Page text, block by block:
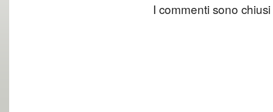
I commenti sono chiusi